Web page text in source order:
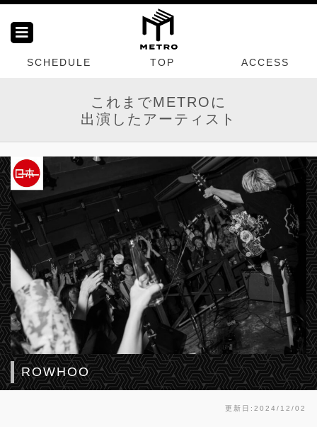
SCHEDULE TOP ACCESS
これまでMETROに
出演したアーティスト
ROWHOO
更新日:2024/12/02